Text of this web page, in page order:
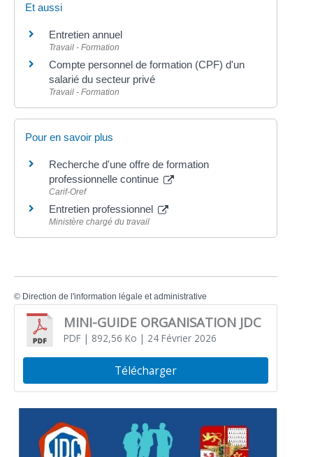
Et aussi
Entretien annuel
Travail - Formation
Compte personnel de formation (CPF) d'un
salarié du secteur privé
Travail - Formation
Pour en savoir plus
Recherche d'une offre de formation
professionnelle continue
Carif-Oref
Entretien professionnel
Ministère chargé du travail
© Direction de l'information légale et administrative
MINI-GUIDE ORGANISATION JDC
PDF| 892,56 Ko | 24 Février 2026
Télécharger